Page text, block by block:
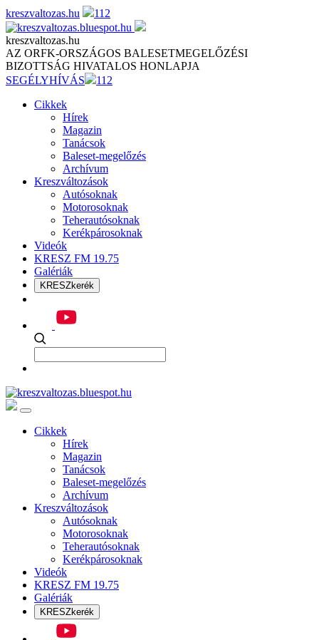
Skip
to
content
kreszvaltozas.hu 112
kreszvaltozas.hu
AZ ORFK-ORSZÁGOS BALESETMEGELŐZÉSI
BIZOTTSÁG HIVATALOS HONLAPJA
SEGÉLYHÍVÁS
112
Cikkek
Hírek
Magazin
Tanácsok
Baleset-megelőzés
Archívum
Kreszváltozások
Autósoknak
Motorosoknak
Teherautósoknak
Kerékpárosoknak
Videók
KRESZ FM 19.75
Galériák
KRESZkerék
Cikkek
Hírek
Magazin
Tanácsok
Baleset-megelőzés
Archívum
Kreszváltozások
Autósoknak
Motorosoknak
Teherautósoknak
Kerékpárosoknak
Videók
KRESZ FM 19.75
Galériák
KRESZkerék